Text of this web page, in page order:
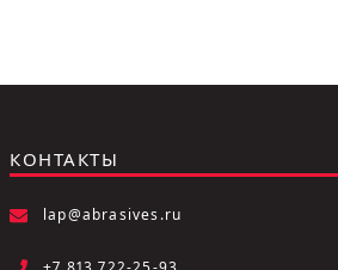
КОНТАКТЫ
lap@abrasives.ru